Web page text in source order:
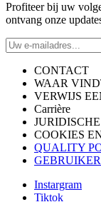
Profiteer bij uw
ontvang onze
CONTACT
WAAR
VERWIJS
Carrière
COOKIES
QUALITY
Instargram
Tiktok